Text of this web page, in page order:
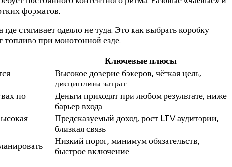
форматов.
стягивает одеяло не туда. Это как выбрать коробку
топливо при монотонной езде.
Ключевые плюсы
Высокое доверие бэкеров, чёткая цель,
дисциплина затрат
по
Деньги приходят при любом результате, ниже
барьер входа
Предсказуемый доход, рост LTV аудитории,
близкая связь
Низкий порог, минимум обязательств,
быстрое включение